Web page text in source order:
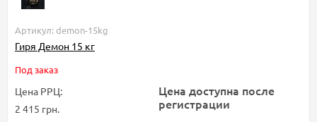
Артикул: demon-15kg
Гиря Демон 15 кг
Под заказ
Цена РРЦ:
2 415 грн.
Цена доступна после
регистрации